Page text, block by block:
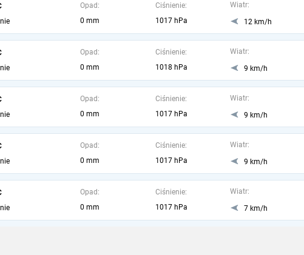
Opad:
0 mm
Ciśnienie:
1017 hPa
Wiatr:
12 km/h
Opad:
0 mm
Ciśnienie:
1018 hPa
Wiatr:
9 km/h
Opad:
0 mm
Ciśnienie:
1017 hPa
Wiatr:
9 km/h
Opad:
0 mm
Ciśnienie:
1017 hPa
Wiatr:
9 km/h
Opad:
0 mm
Ciśnienie:
1017 hPa
Wiatr:
7 km/h